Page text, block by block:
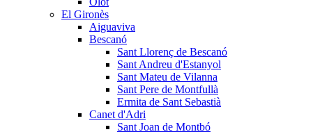
El Gironès
Aiguaviva
Bescanó
Sant Llorenç de Bescanó
Sant Andreu d'Estanyol
Sant Mateu de Vilanna
Sant Pere de Montfullà
Ermita de Sant Sebastià
Canet d'Adri
Sant Joan de Montbó